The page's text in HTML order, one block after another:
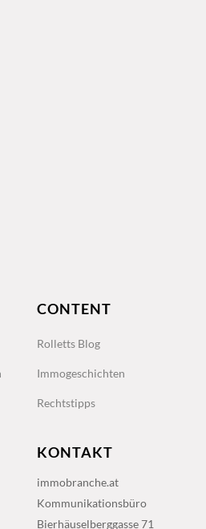
CONTENT
Rolletts Blog
Immogeschichten
Rechtstipps
KONTAKT
immobranche.at
Kommunikationsbüro
Bierhäuselberggasse 71